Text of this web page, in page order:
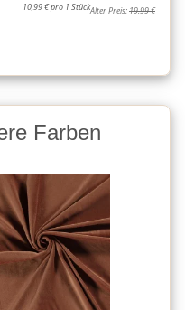
10,99 € pro 1 StückAlter Preis:19,99 €
Farben